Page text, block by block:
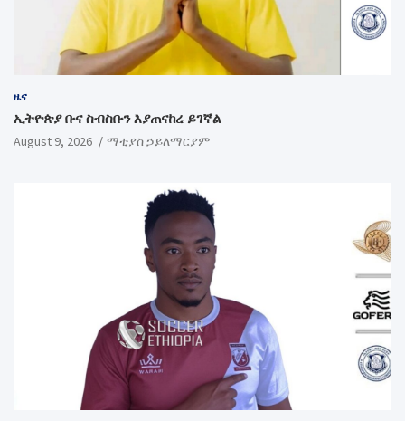
ዜና
ኢትዮጵያ ቡና ስብስቡን እያጠናከረ ይገኛል
August 9, 2026 ማቲያስ ኃይለማርያም